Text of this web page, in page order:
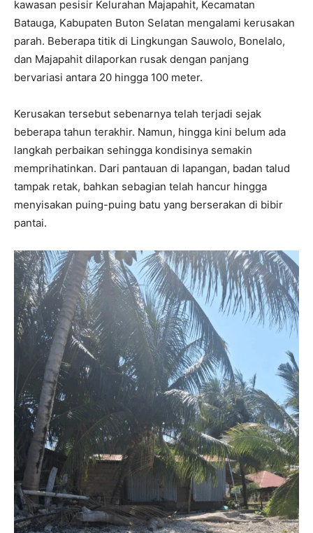
kawasan pesisir Kelurahan Majapahit, Kecamatan
Batauga, Kabupaten Buton Selatan mengalami kerusakan
parah. Beberapa titik di Lingkungan Sauwolo, Bonelalo,
dan Majapahit dilaporkan rusak dengan panjang
bervariasi antara 20 hingga 100 meter.
Kerusakan tersebut sebenarnya telah terjadi sejak
beberapa tahun terakhir. Namun, hingga kini belum ada
langkah perbaikan sehingga kondisinya semakin
memprihatinkan. Dari pantauan di lapangan, badan talud
tampak retak, bahkan sebagian telah hancur hingga
menyisakan puing-puing batu yang berserakan di bibir
pantai.